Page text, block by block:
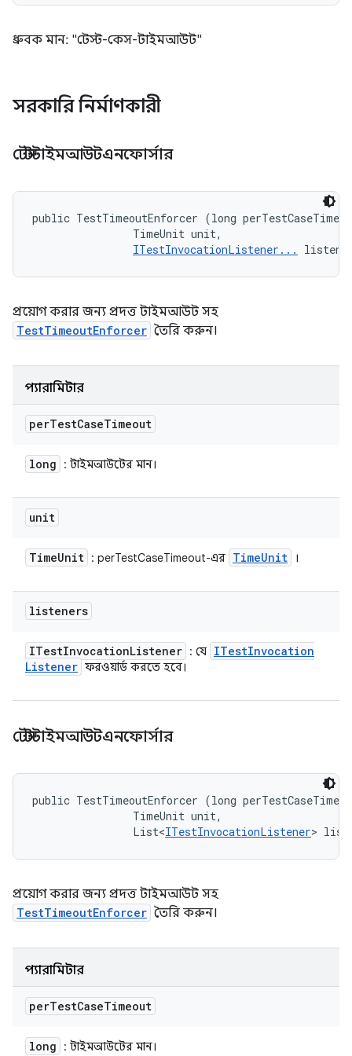
ধ্রুবক মান: "টেস্ট-কেস-টাইমআউট"
সরকারি নির্মাণকারী
টেস্টটাইমআউটএনফোর্সার
public TestTimeoutEnforcer (long
                TimeUnit unit,
ITestInvocationListener...
প্রয়োগ করার জন্য প্রদত্ত টাইমআউট সহ
TestTimeoutEnforcer তৈরি করুন।
প্যারামিটার
perTestCaseTimeout
long : টাইমআউটের মান।
unit
TimeUnit : perTestCaseTimeout-এর TimeUnit ।
listeners
ITestInvocationListener : যে ITestInvocation
Listener ফরওয়ার্ড করতে হবে।
টেস্টটাইমআউটএনফোর্সার
public TestTimeoutEnforcer (long
                TimeUnit unit,
                List<
ITestInvocationListener>
প্রয়োগ করার জন্য প্রদত্ত টাইমআউট সহ
TestTimeoutEnforcer তৈরি করুন।
প্যারামিটার
perTestCaseTimeout
long : টাইমআউটের মান।